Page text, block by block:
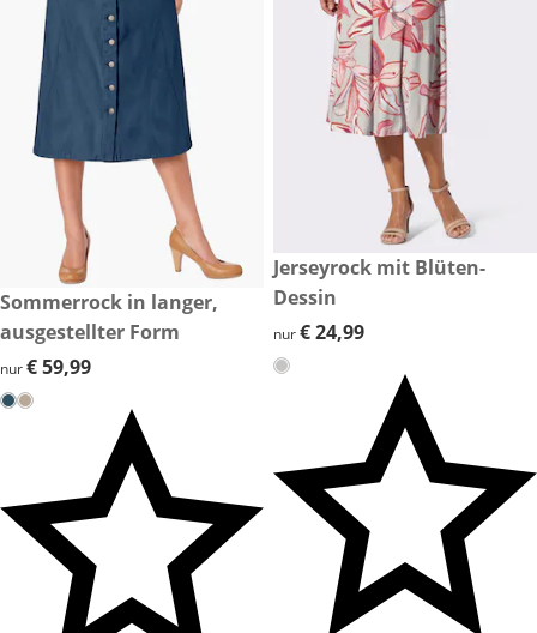
€ 59,99
Sommerrock in langer,
ausgestellter Form
€ 59,99
nur€ 59,99
€ 24,99
Jerseyrock mit Blüten-
Dessin
€ 24,99
nur€ 24,99